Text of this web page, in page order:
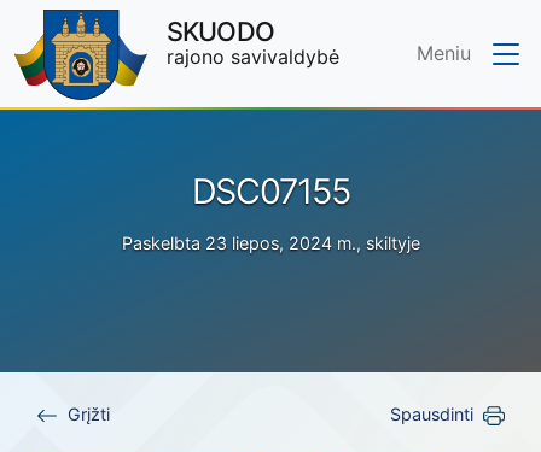
Skip to main content
SKUODO
rajono savivaldybė Meniu
DSC07155
Paskelbta 23 liepos, 2024 m., skiltyje
Grįžti Spausdinti